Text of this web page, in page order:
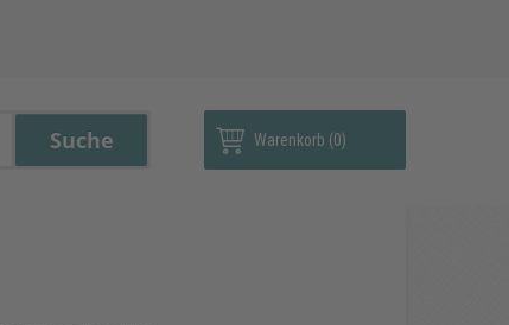
Warenkorb (0)